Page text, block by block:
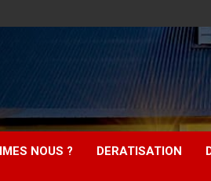
NOUS ? DERATISATION